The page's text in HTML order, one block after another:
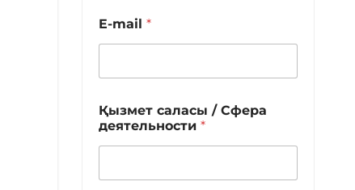
E-mail *
Қызмет саласы / Сфера
деятельности *